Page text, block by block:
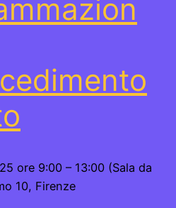
ore 9:00 – 13:00 (Sala da
10, Firenze